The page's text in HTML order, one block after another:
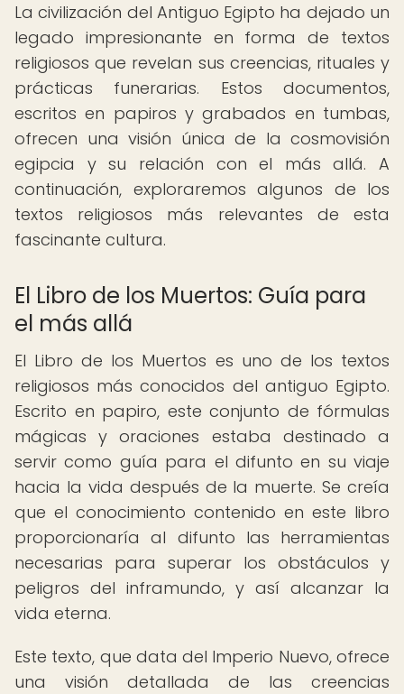
La civilización del Antiguo Egipto ha dejado un
legado impresionante en forma de textos
religiosos que revelan sus creencias, rituales y
prácticas funerarias. Estos documentos,
escritos en papiros y grabados en tumbas,
ofrecen una visión única de la cosmovisión
egipcia y su relación con el más allá. A
continuación, exploraremos algunos de los
textos religiosos más relevantes de esta
fascinante cultura.
El Libro de los Muertos: Guía para
el más allá
El Libro de los Muertos es uno de los textos
religiosos más conocidos del antiguo Egipto.
Escrito en papiro, este conjunto de fórmulas
mágicas y oraciones estaba destinado a
servir como guía para el difunto en su viaje
hacia la vida después de la muerte. Se creía
que el conocimiento contenido en este libro
proporcionaría al difunto las herramientas
necesarias para superar los obstáculos y
peligros del inframundo, y así alcanzar la
vida eterna.
Este texto, que data del Imperio Nuevo, ofrece
una visión detallada de las creencias